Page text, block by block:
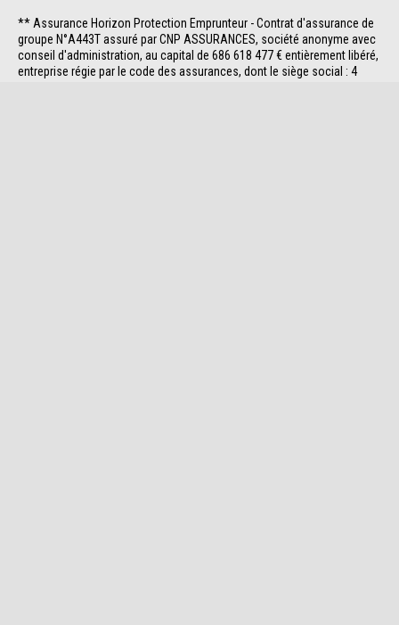
** Assurance Horizon Protection Emprunteur - Contrat d'assurance de
groupe N°A443T assuré par CNP ASSURANCES, société anonyme avec
conseil d'administration, au capital de 686 618 477 € entièrement libéré,
entreprise régie par le code des assurances, dont le siège social : 4